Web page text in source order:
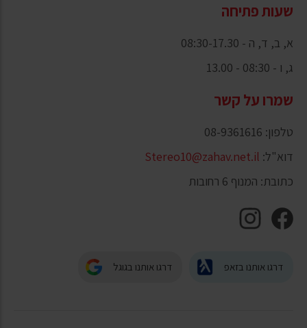
שעות פתיחה
א, ב, ד, ה - 08:30-17.30
ג, ו - 08:30 - 13.00
שמרו על קשר
טלפון: 08-9361616
דוא"ל: Stereo10@zahav.net.il
כתובת: המנוף 6 רחובות
דרגו אותנו בזאפ דרגו אותנו בגוגל